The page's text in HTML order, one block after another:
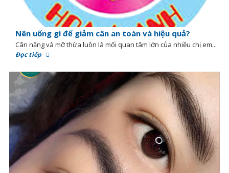
Nên uống gì để giảm cân an toàn và hiệu quả?
Cân nặng và mỡ thừa luôn là mối quan tâm lớn của nhiều chị em...
Đọc tiếp